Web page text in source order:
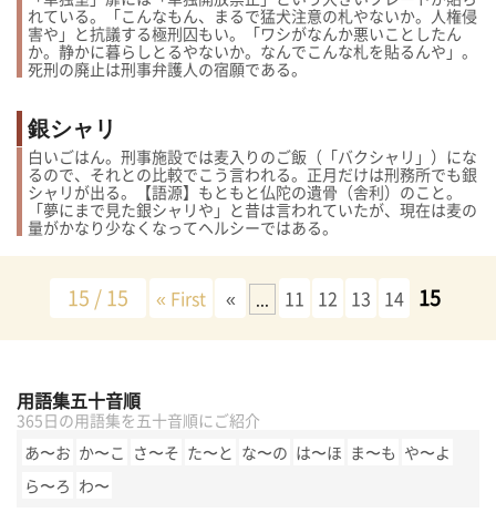
れている。「こんなもん、まるで猛犬注意の札やないか。人権侵
害や」と抗議する極刑囚もい。「ワシがなんか悪いことしたん
か。静かに暮らしとるやないか。なんでこんな札を貼るんや」。
死刑の廃止は刑事弁護人の宿願である。
銀シャリ
白いごはん。刑事施設では麦入りのご飯（「バクシャリ」）にな
るので、それとの比較でこう言われる。正月だけは刑務所でも銀
シャリが出る。【語源】もともと仏陀の遺骨（舎利）のこと。
「夢にまで見た銀シャリや」と昔は言われていたが、現在は麦の
量がかなり少なくなってヘルシーではある。
15 / 15 « First « ... 11 12 13 14 15
用語集五十音順
365日の用語集を五十音順にご紹介
あ〜お か〜こ さ〜そ た〜と な〜の は〜ほ ま〜も や〜よ
ら〜ろ わ〜